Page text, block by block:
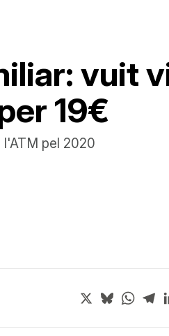
vuit
19€
l'ATM pel 2020
X Bluesky